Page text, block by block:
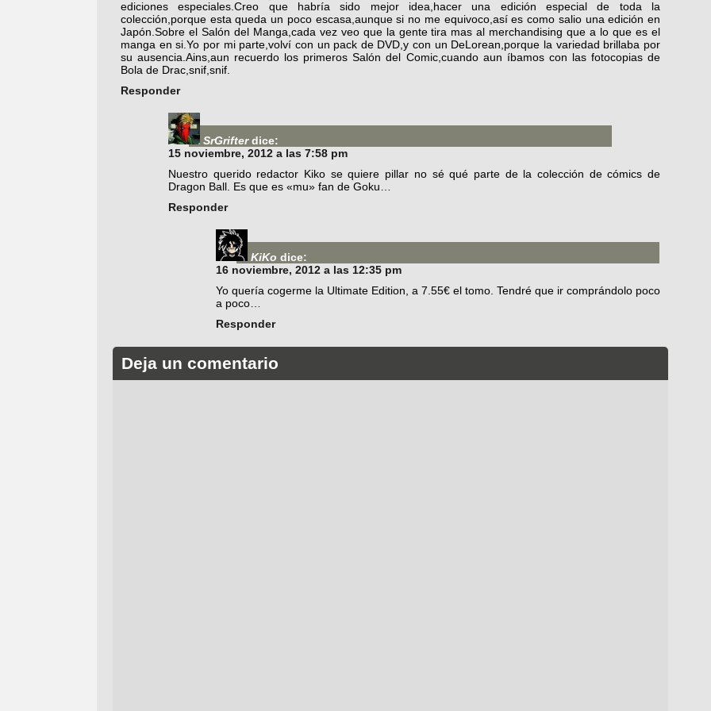
ediciones especiales.Creo que habría sido mejor idea,hacer una edición especial de toda la
colección,porque esta queda un poco escasa,aunque si no me equivoco,así es como salio una edición en
Japón.Sobre el Salón del Manga,cada vez veo que la gente tira mas al merchandising que a lo que es el
manga en si.Yo por mi parte,volví con un pack de DVD,y con un DeLorean,porque la variedad brillaba por
su ausencia.Ains,aun recuerdo los primeros Salón del Comic,cuando aun íbamos con las fotocopias de
Bola de Drac,snif,snif.
Responder
SrGrifter dice:
15 noviembre, 2012 a las 7:58 pm
Nuestro querido redactor Kiko se quiere pillar no sé qué parte de la colección de cómics de
Dragon Ball. Es que es «mu» fan de Goku…
Responder
KiKo dice:
16 noviembre, 2012 a las 12:35 pm
Yo quería cogerme la Ultimate Edition, a 7.55€ el tomo. Tendré que ir comprándolo poco
a poco…
Responder
Deja un comentario